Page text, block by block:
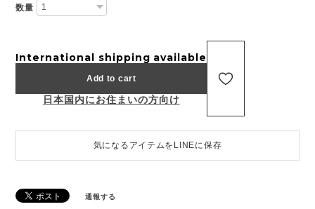
数量
International shipping available
Add to cart
日本国内にお住まいの方向け
気になるアイテムをLINEに保存
通報する